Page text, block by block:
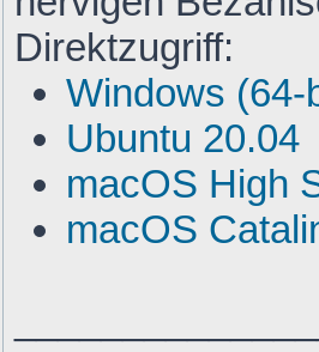
Direktzugriff:
Windows (64-
Ubuntu 20.04
macOS High
macOS